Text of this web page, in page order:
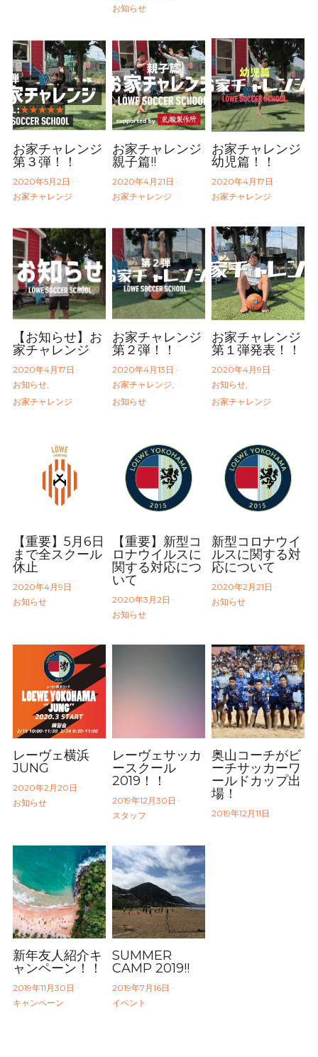
お知らせ
お家チャレンジ
第３弾！！
2020年5月2日 ·
お家チャレンジ
お家チャレンジ
親子篇!!
2020年4月21日 ·
お家チャレンジ
お家チャレンジ
幼児篇！！
2020年4月17日 ·
お家チャレンジ
【お知らせ】お
家チャレンジ
2020年4月17日 ·
お知らせ,
お家チャレンジ
お家チャレンジ
第２弾！！
2020年4月13日 ·
お家チャレンジ,
お知らせ
お家チャレンジ
第１弾発表！！
2020年4月9日 ·
お知らせ,
お家チャレンジ
【重要】5月6日
まで全スクール
休止
2020年4月9日 ·
お知らせ
【重要】新型コ
ロナウイルスに
関する対応につ
いて
2020年3月2日 ·
お知らせ
新型コロナウイ
ルスに関する対
応について
2020年2月21日 ·
お知らせ
レーヴェ横浜
JUNG
2020年2月20日 ·
お知らせ
レーヴェサッカ
ースクール
2019！！
2019年12月30日 ·
スタッフ
奥山コーチがビ
ーチサッカーワ
ールドカップ出
場！
2019年12月11日
新年友人紹介キ
ャンペーン！！
2019年11月30日 ·
キャンペーン
SUMMER
CAMP 2019!!
2019年7月16日 ·
イベント